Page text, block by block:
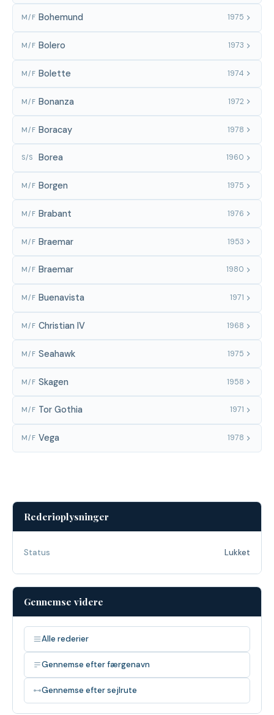
M/F Bohemund 1975
M/F Bolero 1973
M/F Bolette 1974
M/F Bonanza 1972
M/F Boracay 1978
S/S Borea 1960
M/F Borgen 1975
M/F Brabant 1976
M/F Braemar 1953
M/F Braemar 1980
M/F Buenavista 1971
M/F Christian IV 1968
M/F Seahawk 1975
M/F Skagen 1958
M/F Tor Gothia 1971
M/F Vega 1978
Rederioplysninger
Status Lukket
Gennemse videre
Alle rederier
Gennemse efter færgenavn
Gennemse efter sejlrute